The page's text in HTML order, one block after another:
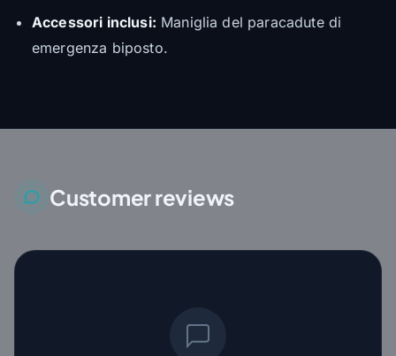
Accessori inclusi: Maniglia del paracadute di
emergenza biposto.
Customer reviews